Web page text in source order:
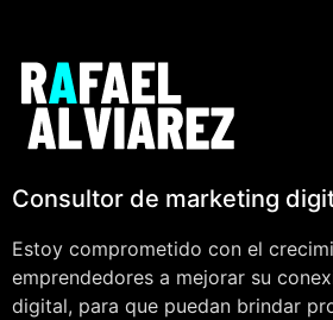
Consultor de marketing
Estoy comprometido con el
emprendedores a mejorar su
digital, para que puedan brindar